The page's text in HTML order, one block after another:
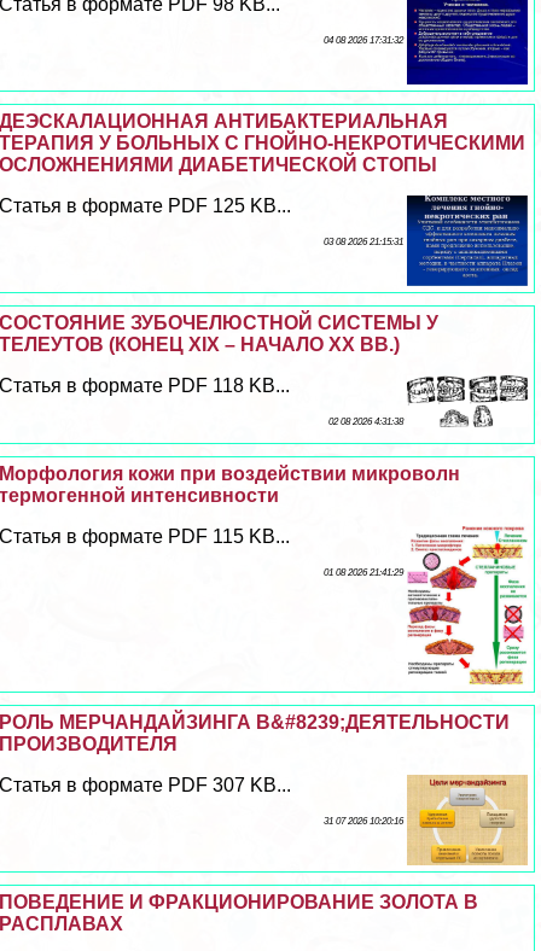
Статья в формате PDF 98 KB...
04 08 2026 17:31:32
ДЕЭСКАЛАЦИОННАЯ АНТИБАКТЕРИАЛЬНАЯ
ТЕРАПИЯ У БОЛЬНЫХ С ГНОЙНО-НЕКРОТИЧЕСКИМИ
ОСЛОЖНЕНИЯМИ ДИАБЕТИЧЕСКОЙ СТОПЫ
Статья в формате PDF 125 KB...
03 08 2026 21:15:31
СОСТОЯНИЕ ЗУБОЧЕЛЮСТНОЙ СИСТЕМЫ У
ТЕЛЕУТОВ (КОНЕЦ XIX – НАЧАЛО ХХ ВВ.)
Статья в формате PDF 118 KB...
02 08 2026 4:31:38
Морфология кожи при воздействии микроволн
термогенной интенсивности
Статья в формате PDF 115 KB...
01 08 2026 21:41:29
РОЛЬ МЕРЧАНДАЙЗИНГА В&#8239;ДЕЯТЕЛЬНОСТИ
ПРОИЗВОДИТЕЛЯ
Статья в формате PDF 307 KB...
31 07 2026 10:20:16
ПОВЕДЕНИЕ И ФРАКЦИОНИРОВАНИЕ ЗОЛОТА В
РАСПЛАВАХ